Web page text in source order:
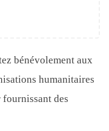
bénévolement aux
humanitaires
des